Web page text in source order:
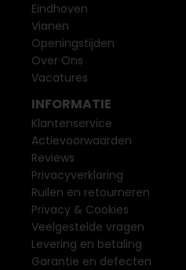
Eindhoven
Vianen
Openingstijden
Over Ons
Vacatures
INFORMATIE
Klantenservice
Actievoorwaarden
Reviews
Privacyverklaring
Ruilen en retourneren
Privacy & Cookies
Veelgestelde vragen
Levering en betaling
Garantie en defecten